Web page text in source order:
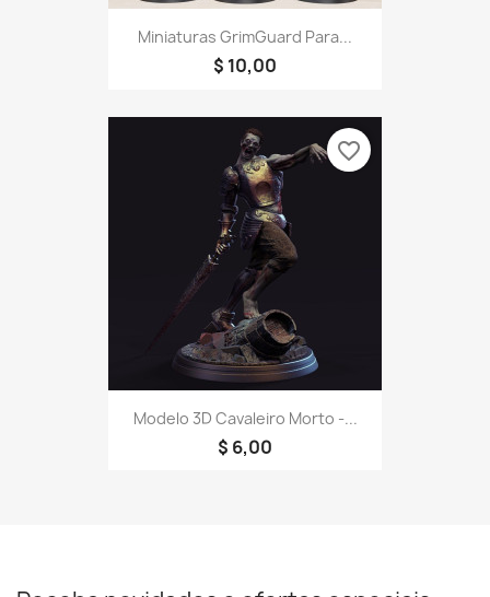
Miniaturas GrimGuard Para...
$ 10,00
Modelo 3D Cavaleiro Morto -...
$ 6,00
favorite_border